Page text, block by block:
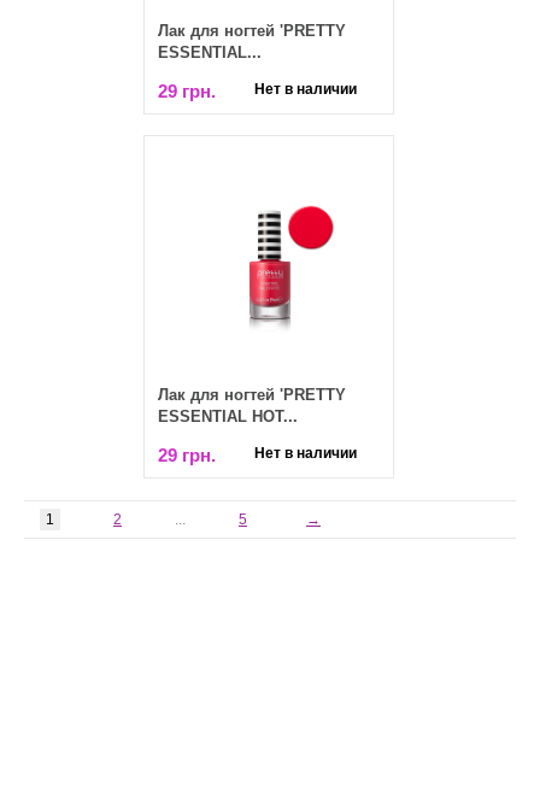
Лак для ногтей 'PRETTY
ESSENTIAL...
29 грн. Нет в наличии
Лак для ногтей 'PRETTY
ESSENTIAL HOT...
29 грн. Нет в наличии
1 2 ... 5 →